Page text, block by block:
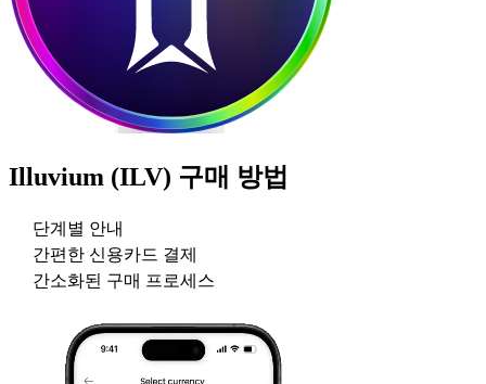
Illuvium (ILV) 구매 방법
단계별 안내
간편한 신용카드 결제
간소화된 구매 프로세스